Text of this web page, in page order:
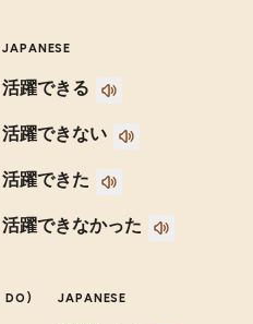
JAPANESE
活躍できる
活躍できない
活躍できた
活躍できなかった
DO) JAPANESE